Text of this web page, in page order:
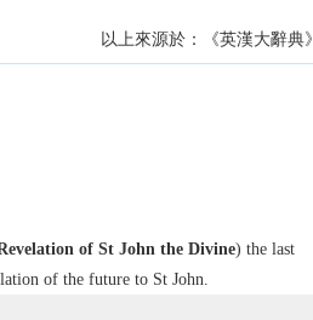
以上來源於：《英漢大辭典》
of St John the Divine) the last
of the future to St John.